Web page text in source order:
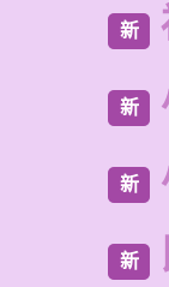
新
新
新
新